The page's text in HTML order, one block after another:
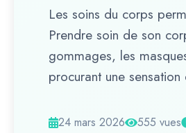
Les soins du corps
Prendre soin de son
gommages, les
procurant une
24 mars 2026 555 vues